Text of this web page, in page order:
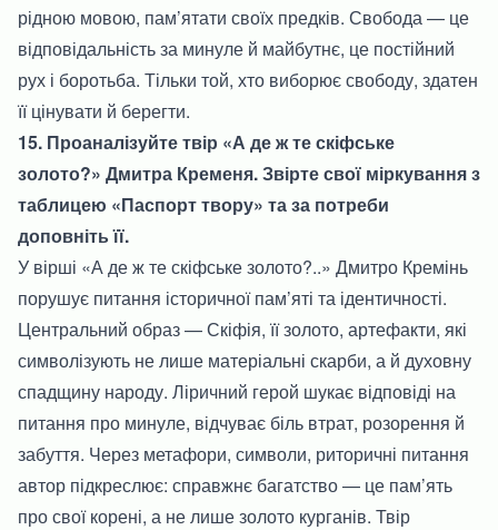
рідною мовою, пам’ятати своїх предків. Свобода — це
відповідальність за минуле й майбутнє, це постійний
рух і боротьба. Тільки той, хто виборює свободу, здатен
її цінувати й берегти.
15. Проаналізуйте твір «А де ж те скіфське
золото?» Дмитра Кременя. Звірте свої міркування з
таблицею «Паспорт твору» та за потреби
доповніть її.
У вірші «А де ж те скіфське золото?..» Дмитро Кремінь
порушує питання історичної пам’яті та ідентичності.
Центральний образ — Скіфія, її золото, артефакти, які
символізують не лише матеріальні скарби, а й духовну
спадщину народу. Ліричний герой шукає відповіді на
питання про минуле, відчуває біль втрат, розорення й
забуття. Через метафори, символи, риторичні питання
автор підкреслює: справжнє багатство — це пам’ять
про свої корені, а не лише золото курганів. Твір